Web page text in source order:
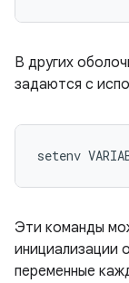
В других
задаются с
setenv
Эти команды
инициализации
переменные